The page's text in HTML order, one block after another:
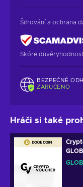
Šifrování a ochrana
Skóre
BEZPEČNÉ
ZARUČENO
Hráči si také